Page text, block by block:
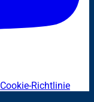
Cookie-Richtlinie